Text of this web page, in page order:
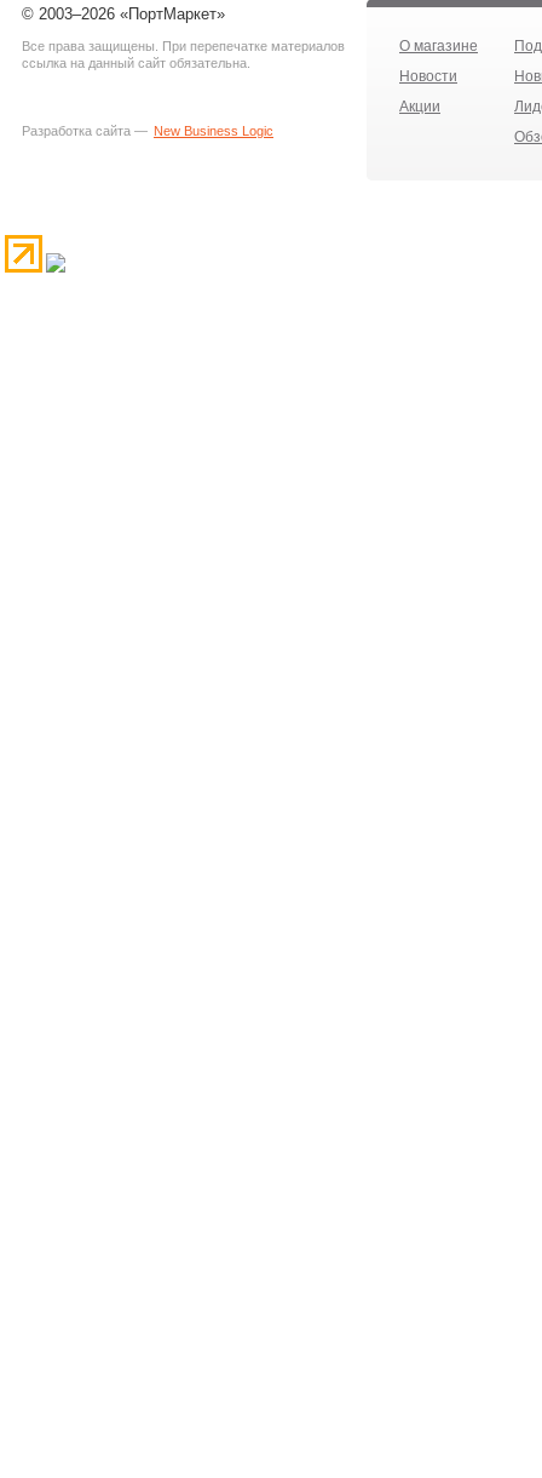
© 2003–2026 «ПортМаркет»
Все права защищены. При перепечатке материалов
ссылка на данный сайт обязательна.
Разработка сайта — New Business Logic
О магазине
Новости
Акции